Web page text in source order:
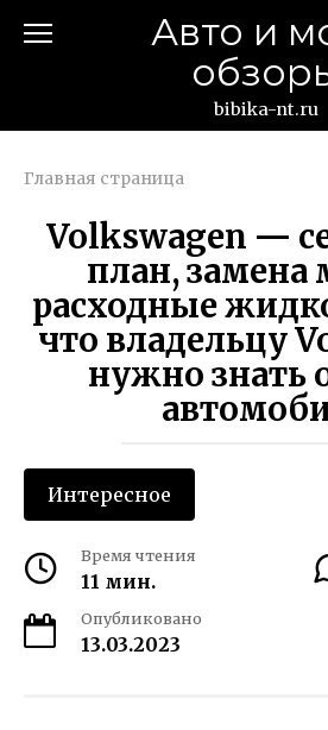
Авто и
bibika-nt.ru
Главная страница
Volkswagen —
план, замена
расходные
что владельцу
нужно знать
Интересное
Время чтения
11 мин.
Опубликовано
13.03.2023